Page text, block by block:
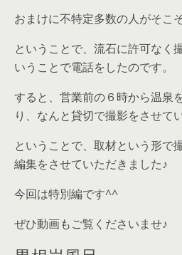
おまけに不特定多数の人がそこ
ということで、流石に許可なく
いうことで電話をしたのです。
すると、営業前の６時から温泉
り、なんと貸切で撮影をさせて
ということで、取材という形で
編集をさせていただきました♪
今回は特別編です^^
ぜひ動画もご覧くださいませ♪